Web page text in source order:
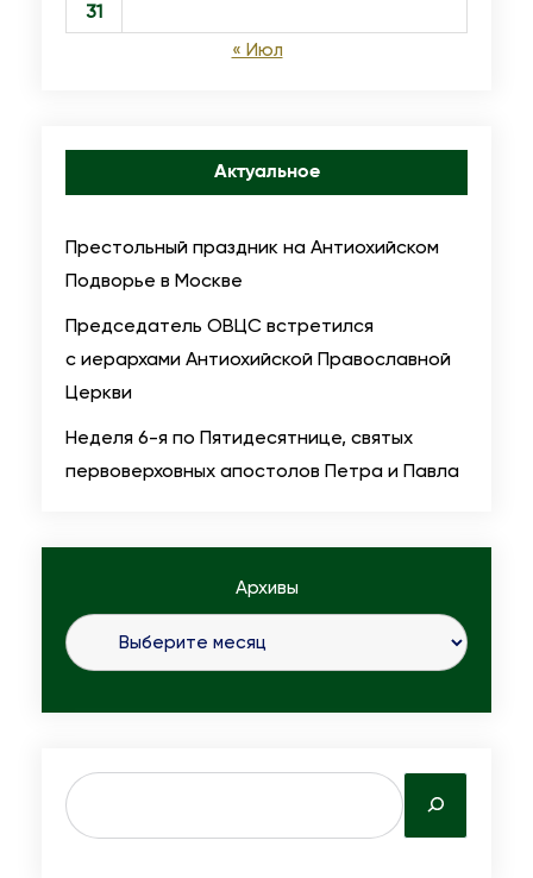
31
« Июл
Актуальное
Престольный праздник на Антиохийском
Подворье в Москве
Председатель ОВЦС встретился
с иерархами Антиохийской Православной
Церкви
Неделя 6-я по Пятидесятнице, святых
первоверховных апостолов Петра и Павла
Архивы
S
e